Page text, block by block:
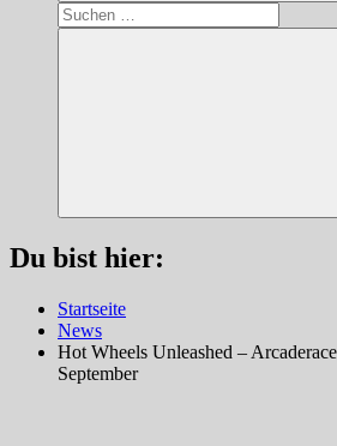
Suchen
nach:
Suchen
Du bist hier:
Startseite
News
Hot Wheels Unleashed –
September